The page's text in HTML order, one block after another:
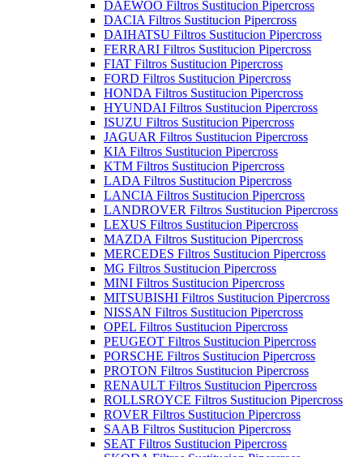
DAEWOO Filtros Sustitucion Pipercross
DACIA Filtros Sustitucion Pipercross
DAIHATSU Filtros Sustitucion Pipercross
FERRARI Filtros Sustitucion Pipercross
FIAT Filtros Sustitucion Pipercross
FORD Filtros Sustitucion Pipercross
HONDA Filtros Sustitucion Pipercross
HYUNDAI Filtros Sustitucion Pipercross
ISUZU Filtros Sustitucion Pipercross
JAGUAR Filtros Sustitucion Pipercross
KIA Filtros Sustitucion Pipercross
KTM Filtros Sustitucion Pipercross
LADA Filtros Sustitucion Pipercross
LANCIA Filtros Sustitucion Pipercross
LANDROVER Filtros Sustitucion Pipercross
LEXUS Filtros Sustitucion Pipercross
MAZDA Filtros Sustitucion Pipercross
MERCEDES Filtros Sustitucion Pipercross
MG Filtros Sustitucion Pipercross
MINI Filtros Sustitucion Pipercross
MITSUBISHI Filtros Sustitucion Pipercross
NISSAN Filtros Sustitucion Pipercross
OPEL Filtros Sustitucion Pipercross
PEUGEOT Filtros Sustitucion Pipercross
PORSCHE Filtros Sustitucion Pipercross
PROTON Filtros Sustitucion Pipercross
RENAULT Filtros Sustitucion Pipercross
ROLLSROYCE Filtros Sustitucion Pipercross
ROVER Filtros Sustitucion Pipercross
SAAB Filtros Sustitucion Pipercross
SEAT Filtros Sustitucion Pipercross